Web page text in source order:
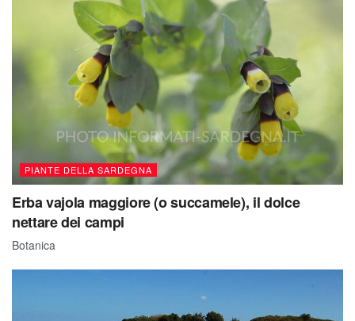
PIANTE DELLA SARDEGNA
Erba vajola maggiore (o succamele), il dolce
nettare dei campi
Botanica